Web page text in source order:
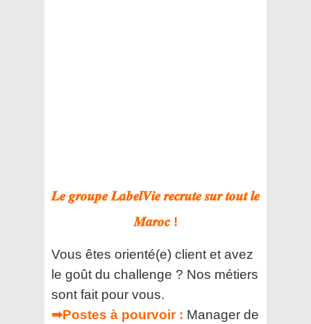
𝑳𝒆 𝒈𝒓𝒐𝒖𝒑𝒆 𝑳𝒂𝒃𝒆𝒍𝑽𝒊𝒆 𝒓𝒆𝒄𝒓𝒖𝒕𝒆 𝒔𝒖𝒓 𝒕𝒐𝒖𝒕 𝒍𝒆
𝑴𝒂𝒓𝒐𝒄 !
Vous êtes orienté(e) client et avez
le goût du challenge ? Nos métiers
sont fait pour vous.
➡Postes à pourvoir : Manager de